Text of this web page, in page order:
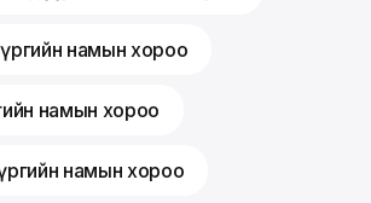
намын хороо
намын хороо
намын хороо